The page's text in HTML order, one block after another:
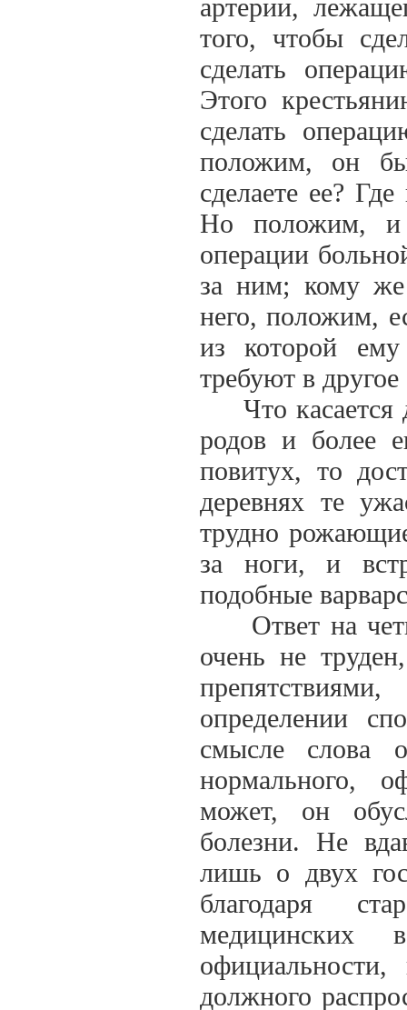
артерии,
того, чтобы
сделать
Этого
сделать
положим, он
сделаете ее?
Но положим, и
операции
за ним; кому же
него, положим,
из которой ему
требуют в
Что касается
родов и более
повитух, то
деревнях те
трудно
за ноги, и
подобные
Ответ на
очень не
определении
смысле слова
нормального,
может, он
болезни. Не
лишь о двух
благодаря
должного